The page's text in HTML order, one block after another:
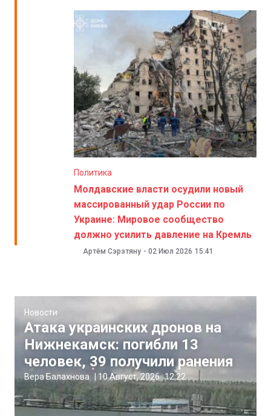
Политика
Молдавские власти осудили новый
массированный удар России по
Украине: Мировое сообщество
должно усилить давление на Кремль
Артём Сэрэтяну - 02 Июл 2026 15:41
Новости
Атака украинских дронов на
Нижнекамск: погибли 13
человек, 39 получили ранения
Вера Балахнова 10 Август, 2026 12:22